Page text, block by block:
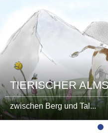
TIERISCHER
zwischen Berg und Tal...